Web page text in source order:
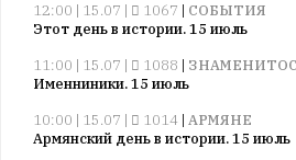
12:00 | 15.07 |
1067 | СОБЫТИЯ
Этот день в истории. 15 июль
11:00 | 15.07 |
1088 |
Именниники. 15 июль
10:00 | 15.07 |
1014 | АРМЯНЕ
Армянский день в истории. 15 июль